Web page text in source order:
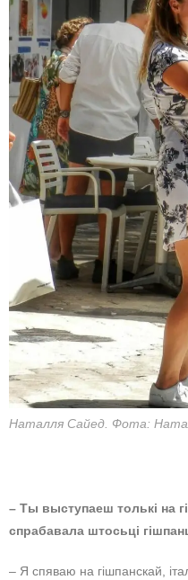
Наталля Сайед. Фота:
– Ты выступаеш толькі на
спрабавала штосьці
– Я спяваю на гішпанскай,